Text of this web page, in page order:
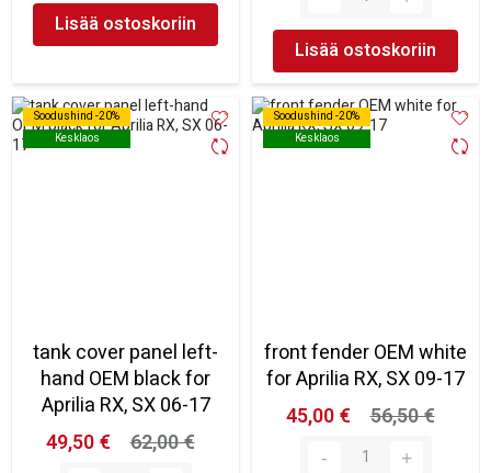
Lisää ostoskoriin
Lisää ostoskoriin
Soodushind -20%
Kesklaos
Soodushind -20%
Kesklaos
tank cover panel left-
hand OEM black for
Aprilia RX, SX 06-17
49,50 €
62,00 €
Soodushind -20%
Kesklaos
Soodushind -20%
Kesklaos
front fender OEM white
for Aprilia RX, SX 09-17
45,00 €
56,50 €